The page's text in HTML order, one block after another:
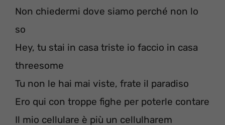
Non chiedermi dove siamo perché non lo
so
Hey, tu stai in casa triste io faccio in casa
threesome
Tu non le hai mai viste, frate il paradiso
Ero qui con troppe fighe per poterle contare
Il mio cellulare è più un cellulharem